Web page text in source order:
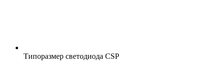
Типоразмер светодиода CSP